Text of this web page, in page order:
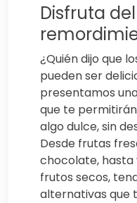
Disfruta
¿Quién dijo que
pueden ser
presentamos
que te
algo dulce, sin
Desde frutas
chocolate,
frutos secos,
alternativas que